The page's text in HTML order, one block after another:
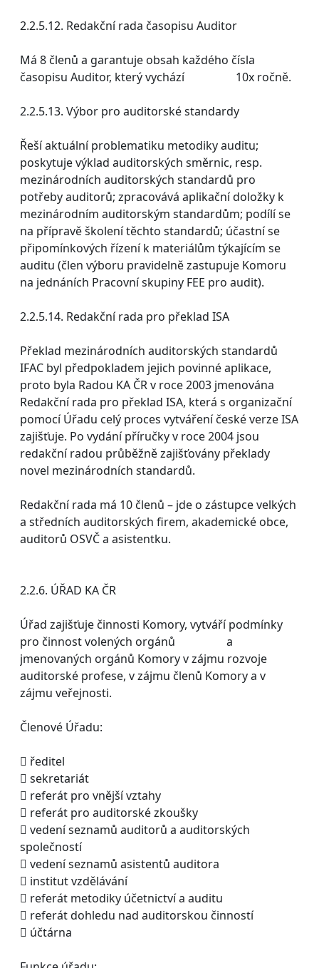
2.2.5.12. Redakční rada časopisu Auditor
Má 8 členů a garantuje obsah každého čísla
časopisu Auditor, který vychází 10x ročně.
2.2.5.13. Výbor pro auditorské standardy
Řeší aktuální problematiku metodiky auditu;
poskytuje výklad auditorských směrnic, resp.
mezinárodních auditorských standardů pro
potřeby auditorů; zpracovává aplikační doložky k
mezinárodním auditorským standardům; podílí se
na přípravě školení těchto standardů; účastní se
připomínkových řízení k materiálům týkajícím se
auditu (člen výboru pravidelně zastupuje Komoru
na jednáních Pracovní skupiny FEE pro audit).
2.2.5.14. Redakční rada pro překlad ISA
Překlad mezinárodních auditorských standardů
IFAC byl předpokladem jejich povinné aplikace,
proto byla Radou KA ČR v roce 2003 jmenována
Redakční rada pro překlad ISA, která s organizační
pomocí Úřadu celý proces vytváření české verze ISA
zajišťuje. Po vydání příručky v roce 2004 jsou
redakční radou průběžně zajišťovány překlady
novel mezinárodních standardů.
Redakční rada má 10 členů – jde o zástupce velkých
a středních auditorských firem, akademické obce,
auditorů OSVČ a asistentku.
2.2.6. ÚŘAD KA ČR
Úřad zajišťuje činnosti Komory, vytváří podmínky
pro činnost volených orgánů a
jmenovaných orgánů Komory v zájmu rozvoje
auditorské profese, v zájmu členů Komory a v
zájmu veřejnosti.
Členové Úřadu:
 ředitel
 sekretariát
 referát pro vnější vztahy
 referát pro auditorské zkoušky
 vedení seznamů auditorů a auditorských
společností
 vedení seznamů asistentů auditora
 institut vzdělávání
 referát metodiky účetnictví a auditu
 referát dohledu nad auditorskou činností
 účtárna